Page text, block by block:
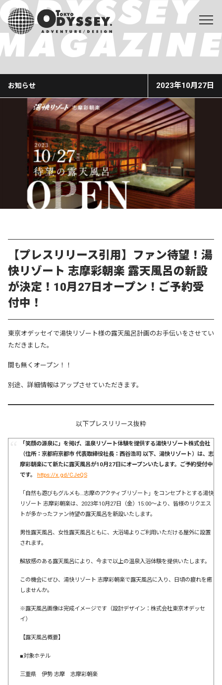
お知らせ 2023年10月27日
【プレスリリース引用】ファン待望！湯
快リゾート 志摩彩朝楽 露天風呂の新設
が決定！10月27日オープン！ご予約受
付中！
東京オデッセイで湯快リゾート様の露天風呂計画のお手伝いをさせてい
ただきました。
間も無くオープン！！
別途、詳細情報はアップさせていただきます。
以下プレスリリース抜粋
「笑顔の源泉に」を掲げ、温泉リゾート体験を提供する湯快リゾート株式会社
（住所：京都府京都市 代表取締役社長：西谷浩司 以下、湯快リゾート）は、志
摩彩朝楽にて新たに露天風呂が10月27日にオープンいたします。ご予約受付中
です。 https://x.gd/CJeQS
「自然も遊びもグルメも…志摩のアクティブリゾート」をコンセプトとする湯快
リゾート 志摩彩朝楽は、2023年10月27日（金）15:00～より、皆様のリクエス
トが多かったファン待望の露天風呂を新設いたします。
男性露天風呂、女性露天風呂ともに、大浴場よりご利用いただける屋外に設置
されます。
解放感のある露天風呂により、今まで以上の温泉入浴体験を提供いたします。
この機会にぜひ、湯快リゾート 志摩彩朝楽で露天風呂に入り、日頃の疲れを癒
しませんか。
※露天風呂画像は完成イメージです（設計デザイン：株式会社東京オデッセ
イ）
【露天風呂概要】
■対象ホテル
三重県 伊勢 志摩 志摩彩朝楽